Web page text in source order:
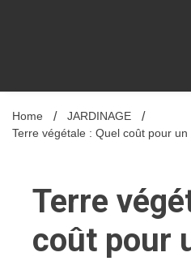
Home
JARDINAGE
Terre végétale : Quel coût pour
Terre
coût pour